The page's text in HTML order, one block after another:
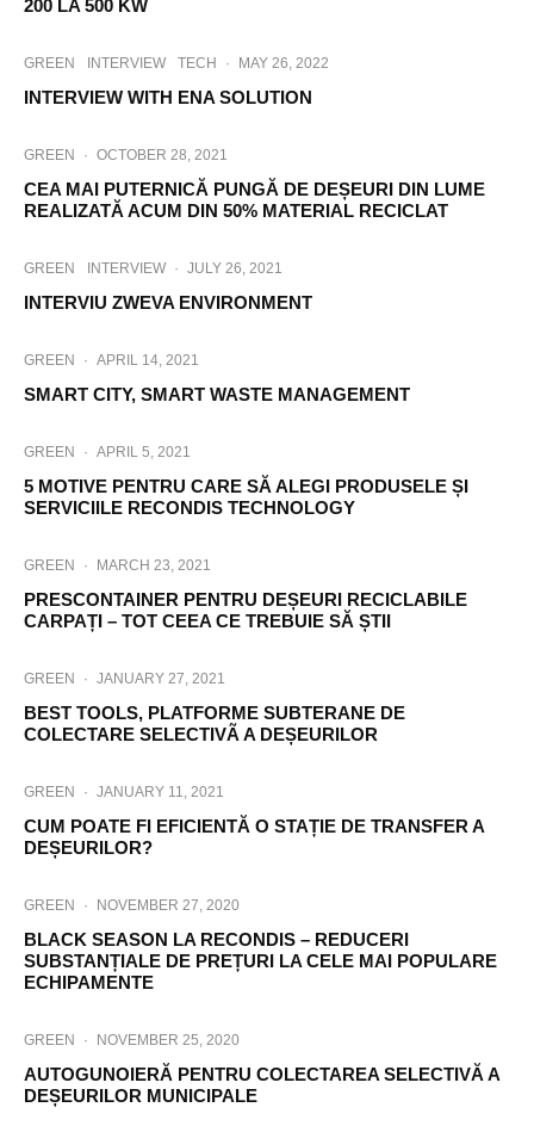
200 LA 500 KW
GREEN INTERVIEW TECH · MAY 26, 2022
INTERVIEW WITH ENA SOLUTION
GREEN · OCTOBER 28, 2021
CEA MAI PUTERNICĂ PUNGĂ DE DEȘEURI DIN LUME
REALIZATĂ ACUM DIN 50% MATERIAL RECICLAT
GREEN INTERVIEW · JULY 26, 2021
INTERVIU ZWEVA ENVIRONMENT
GREEN · APRIL 14, 2021
SMART CITY, SMART WASTE MANAGEMENT
GREEN · APRIL 5, 2021
5 MOTIVE PENTRU CARE SĂ ALEGI PRODUSELE ȘI
SERVICIILE RECONDIS TECHNOLOGY
GREEN · MARCH 23, 2021
PRESCONTAINER PENTRU DEȘEURI RECICLABILE
CARPAȚI – TOT CEEA CE TREBUIE SĂ ȘTII
GREEN · JANUARY 27, 2021
BEST TOOLS, PLATFORME SUBTERANE DE
COLECTARE SELECTIVÃ A DEȘEURILOR
GREEN · JANUARY 11, 2021
CUM POATE FI EFICIENTĂ O STAȚIE DE TRANSFER A
DEȘEURILOR?
GREEN · NOVEMBER 27, 2020
BLACK SEASON LA RECONDIS – REDUCERI
SUBSTANȚIALE DE PREȚURI LA CELE MAI POPULARE
ECHIPAMENTE
GREEN · NOVEMBER 25, 2020
AUTOGUNOIERĂ PENTRU COLECTAREA SELECTIVĂ A
DEȘEURILOR MUNICIPALE